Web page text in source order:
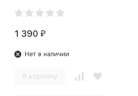
1 390 ₽
Нет в наличии
В корзину